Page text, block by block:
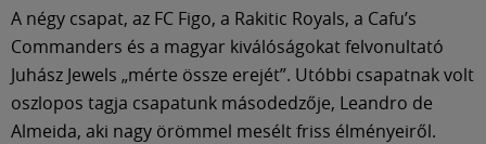
A négy csapat, az FC Figo, a Rakitic Royals, a Cafu’s
Commanders és a magyar kiválóságokat felvonultató
Juhász Jewels „mérte össze erejét”. Utóbbi csapatnak volt
oszlopos tagja csapatunk másodedzője, Leandro de
Almeida, aki nagy örömmel mesélt friss élményeiről.